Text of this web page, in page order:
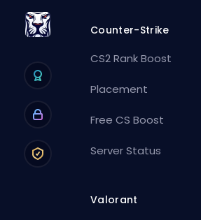
Counter-Strike
CS2 Rank Boost
Placement
Free CS Boost
Server Status
Valorant